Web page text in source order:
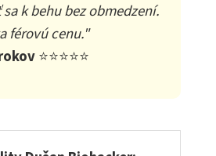
k behu bez obmedzení.
férovú cenu."
⭐⭐⭐⭐⭐